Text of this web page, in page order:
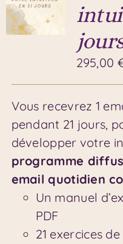
295,00
Vous recevrez 1
pendant 21 jours,
développer votre
programme
email quotidien
Un manuel
PDF
21 exercices